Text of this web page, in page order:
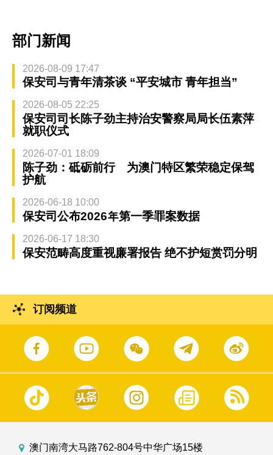
部门新闻
2026-08-09 17:47
保安司与青年清茶谈 “平安城市 青年担当”
2026-08-05 22:25
保安司司长陈子劲主持治安警察局局长伍素萍
就职仪式
2026-07-01 18:09
陈子劲：砥砺前行 为澳门特区繁荣稳定保驾
护航
2026-06-18 10:00
保安司公布2026年第一季罪案数据
2026-06-17 18:30
保安范畴高度重视廉署报告 绝不护短赏罚分明
订阅频道
澳门南湾大马路762-804号中华广场15楼